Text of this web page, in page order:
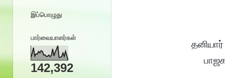
இப்பொழுது
பார்வையாளர்கள்
142,392